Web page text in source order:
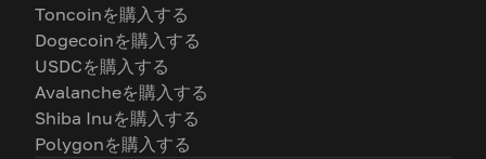
Toncoinを購入する
Dogecoinを購入する
USDCを購入する
Avalancheを購入する
Shiba Inuを購入する
Polygonを購入する